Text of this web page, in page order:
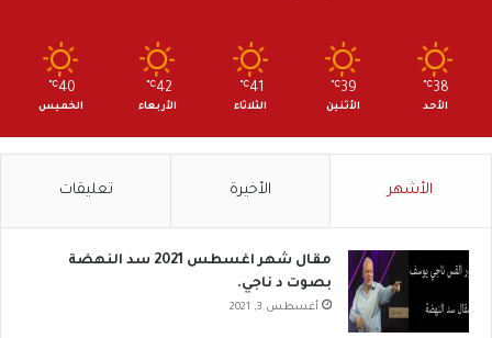
38
℃
الأحد
39
℃
الأثنين
41
℃
الثلاثاء
42
℃
الأربعاء
40
℃
الخميس
الأشهر الأخيرة تعليقات
مقال شهر اغسطس 2021 سد النهضة
بصوت د ناجي.
أغسطس 3, 2021